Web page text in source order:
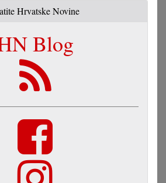
Hrvatske Novine
Blog